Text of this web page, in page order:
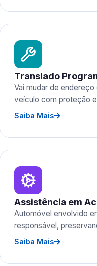
Translado
Vai mudar de
veículo com proteção
Saiba Mais
Assistência em
Automóvel envolvido
responsável,
Saiba Mais